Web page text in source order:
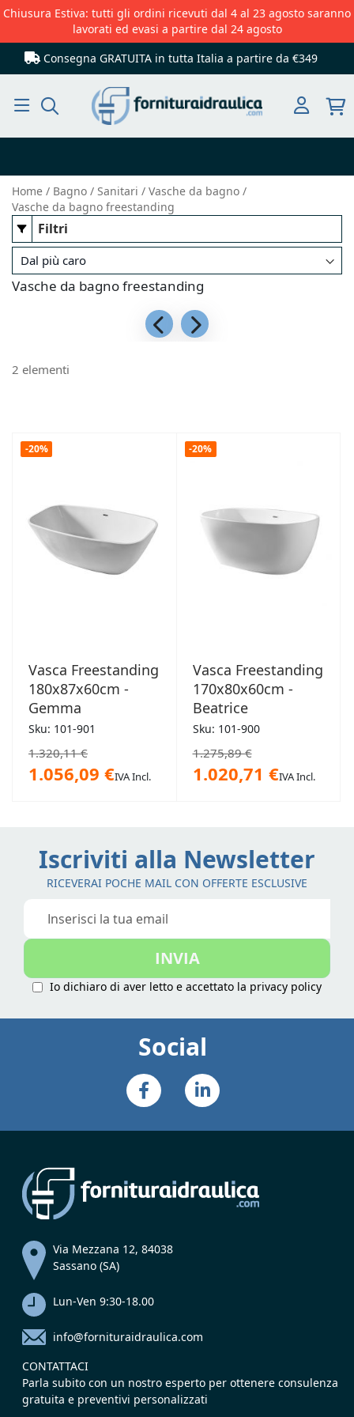
Chiusura Estiva: tutti gli ordini ricevuti dal 4 al 23 agosto saranno
lavorati ed evasi a partire dal 24 agosto
Consegna GRATUITA in tutta Italia a partire da €349
Home Bagno Sanitari
Vasche da bagno
Vasche da bagno freestanding
Vasche da bagno freestanding
2 elementi
-20%
Vasca Freestanding
180x87x60cm -
Gemma
Sku: 101-901
1.320,11 €
1.056,09 €IVA Incl.
-20%
Vasca Freestanding
170x80x60cm -
Beatrice
Sku: 101-900
1.275,89 €
1.020,71 €IVA Incl.
Filtri
Iscriviti alla Newsletter
RICEVERAI POCHE MAIL CON OFFERTE ESCLUSIVE
nostra
INVIA
Io dichiaro di aver letto e accettato la privacy policy
Social
Via Mezzana 12, 84038
Sassano (SA)
Lun-Ven 9:30-18.00
info@fornituraidraulica.com
CONTATTACI
Parla subito con un nostro esperto per ottenere consulenza
gratuita e preventivi personalizzati